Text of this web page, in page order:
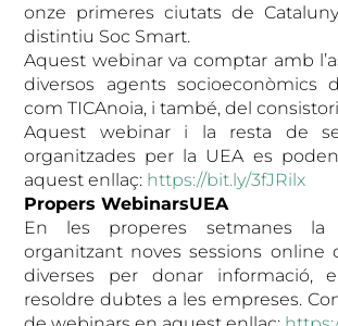
onze primeres ciutats de
distintiu Soc Smart.
Aquest webinar va comptar amb
diversos agents socioeconòmics
com TICAnoia, i també, del
Aquest webinar i la resta de
organitzades per la UEA es
aquest enllaç: https://bit.ly/3fJRilx
Propers WebinarsUEA
En les properes setmanes la
organitzant noves sessions online
diverses per donar informació,
resoldre dubtes a les empreses.